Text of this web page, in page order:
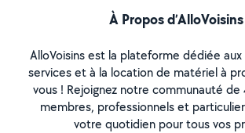
À Propos d’AlloVoisins
AlloVoisins est la plateforme dédiée
services et à la location de matériel à
vous ! Rejoignez notre communauté de
membres, professionnels et
votre quotidien pour tous vos